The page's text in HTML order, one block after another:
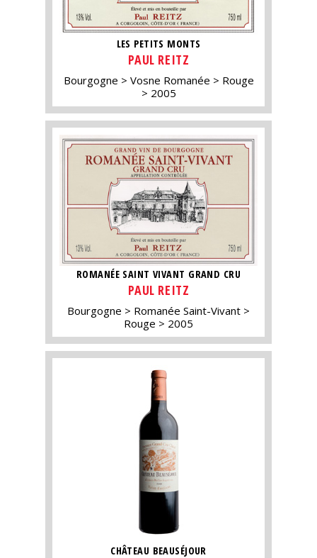
LES PETITS MONTS
PAUL REITZ
Bourgogne Vosne Romanée
Rouge
2005
ROMANÉE SAINT VIVANT GRAND CRU
PAUL REITZ
Bourgogne
Romanée Saint-Vivant
Rouge
2005
CHÂTEAU BEAUSÉJOUR